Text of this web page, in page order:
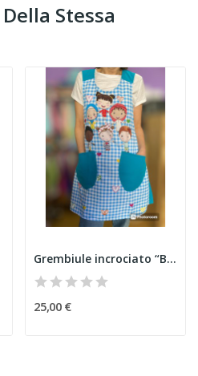
Stessa
Grembiule incrociato “Best Friends"
25,00 €